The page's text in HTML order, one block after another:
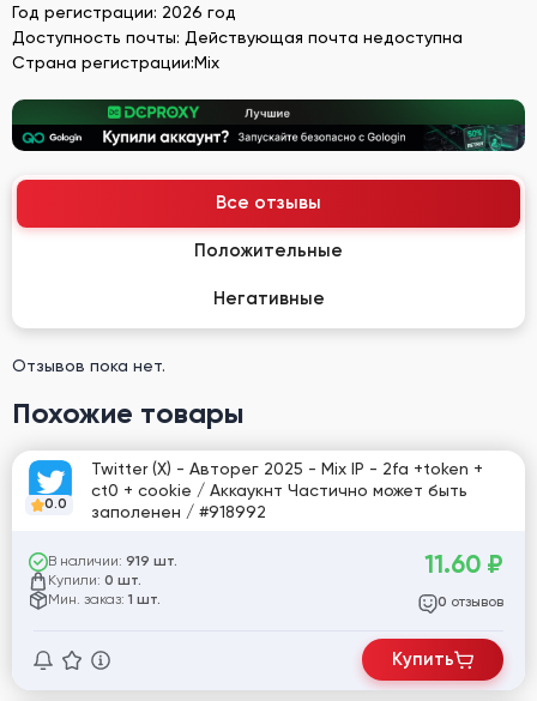
Год регистрации: 2026 год
Доступность почты: Действующая почта недоступна
Страна регистрации:Mix
Все отзывы
Положительные
Негативные
Отзывов пока нет.
Похожие товары
0.0
Twitter (X) - Авторег 2025 - Mix IP - 2fa +token +
ct0 + cookie / Аккаукнт Частично может быть
заполенен / #918992
В наличии: 919 шт.
Купили: 0 шт.
Мин. заказ: 1 шт.
11.60 ₽
0 отзывов
Купить